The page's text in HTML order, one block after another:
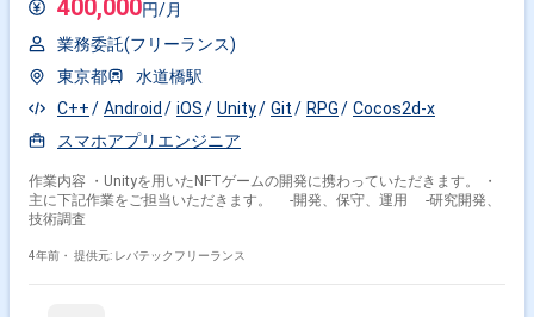
400,000円/月
業務委託(フリーランス)
東京都
水道橋駅
C++
Android iOS Unity Git RPG
Cocos2d-x
スマホアプリエンジニア
作業内容 ・Unityを用いたNFTゲームの開発に携わっていただきます。 ・
主に下記作業をご担当いただきます。 -開発、保守、運用 -研究開発、
技術調査
4年前・ 提供元: レバテックフリーランス